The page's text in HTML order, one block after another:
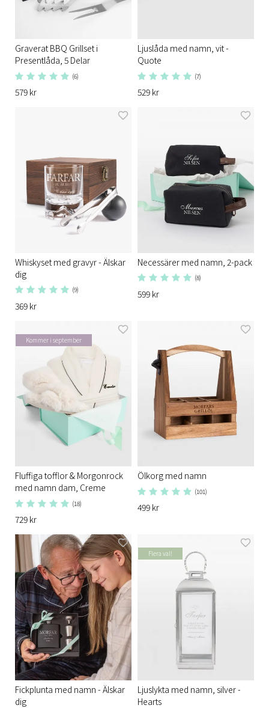
Graverat BBQ Grillset i
Presentlåda, 5 Delar
(6)
579 kr
Ljuslåda med namn, vit -
Quote
(7)
529 kr
Whiskyset med gravyr - Älskar
dig
(9)
369 kr
Necessärer med namn, 2-pack
(8)
599 kr
Kommer i september
Fluffiga tofflor & Morgonrock
med namn dam, Creme
(18)
729 kr
Ölkorg med namn
(101)
499 kr
Fickplunta med namn - Älskar
dig
Flera val!
Ljuslykta med namn, silver -
Hearts